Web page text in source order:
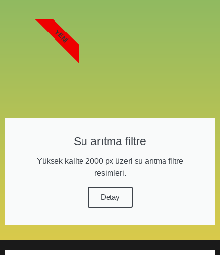
Su arıtma filtre
Yüksek kalite 2000 px üzeri su arıtma filtre
resimleri.
Detay
YENI